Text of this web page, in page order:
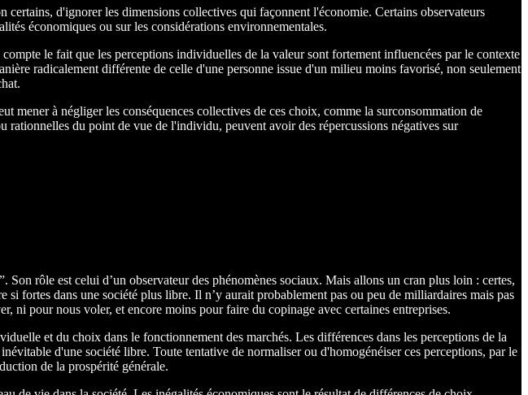
d'ignorer les dimensions collectives qui façonnent l'économie. Certains observateurs
économiques ou sur les considérations environnementales.
le fait que les perceptions individuelles de la valeur sont fortement influencées par le contexte
radicalement différente de celle d'une personne issue d'un milieu moins favorisé, non seulement
à négliger les conséquences collectives de ces choix, comme la surconsommation de
rationnelles du point de vue de l'individu, peuvent avoir des répercussions négatives sur
rôle est celui d’un observateur des phénomènes sociaux. Mais allons un cran plus loin : certes,
si fortes dans une société plus libre. Il n’y aurait probablement pas ou peu de milliardaires mais pas
ni pour nous voler, et encore moins pour faire du copinage avec certaines entreprises.
et du choix dans le fonctionnement des marchés. Les différences dans les perceptions de la
d'une société libre. Toute tentative de normaliser ou d'homogénéiser ces perceptions, par le
de la prospérité générale.